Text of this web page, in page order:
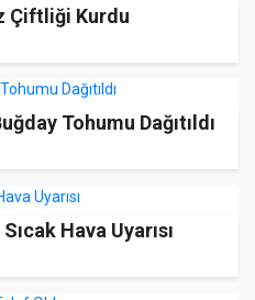
Çiftliği Kurdu
Tohumu Dağıtıldı
Hava Uyarısı